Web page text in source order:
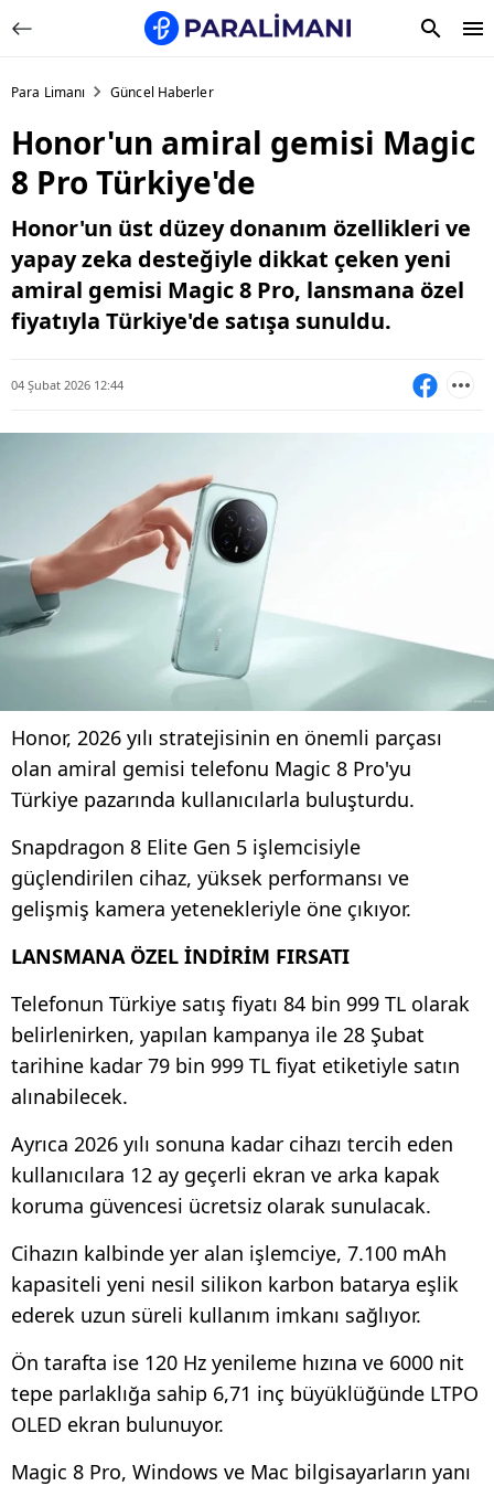
Para Limanı Güncel Haberler
Honor'un amiral gemisi Magic
8 Pro Türkiye'de
Honor'un üst düzey donanım özellikleri ve
yapay zeka desteğiyle dikkat çeken yeni
amiral gemisi Magic 8 Pro, lansmana özel
fiyatıyla Türkiye'de satışa sunuldu.
04 Şubat 2026 12:44
Honor, 2026 yılı stratejisinin en önemli parçası
olan amiral gemisi telefonu Magic 8 Pro'yu
Türkiye pazarında kullanıcılarla buluşturdu.
Snapdragon 8 Elite Gen 5 işlemcisiyle
güçlendirilen cihaz, yüksek performansı ve
gelişmiş kamera yetenekleriyle öne çıkıyor.
LANSMANA ÖZEL İNDİRİM FIRSATI
Telefonun Türkiye satış fiyatı 84 bin 999 TL olarak
belirlenirken, yapılan kampanya ile 28 Şubat
tarihine kadar 79 bin 999 TL fiyat etiketiyle satın
alınabilecek.
Ayrıca 2026 yılı sonuna kadar cihazı tercih eden
kullanıcılara 12 ay geçerli ekran ve arka kapak
koruma güvencesi ücretsiz olarak sunulacak.
Cihazın kalbinde yer alan işlemciye, 7.100 mAh
kapasiteli yeni nesil silikon karbon batarya eşlik
ederek uzun süreli kullanım imkanı sağlıyor.
Ön tarafta ise 120 Hz yenileme hızına ve 6000 nit
tepe parlaklığa sahip 6,71 inç büyüklüğünde LTPO
OLED ekran bulunuyor.
Magic 8 Pro, Windows ve Mac bilgisayarların yanı